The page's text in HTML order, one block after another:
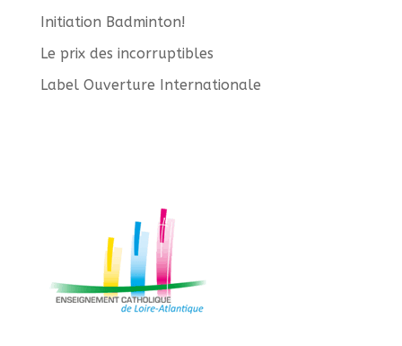
Initiation Badminton!
Le prix des incorruptibles
Label Ouverture Internationale